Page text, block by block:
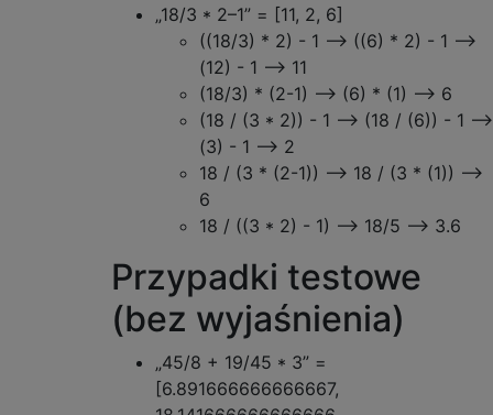
„18/3 * 2–1” = [11, 2, 6]
((18/3) * 2) - 1 ⟶ ((6) * 2) - 1 ⟶
(12) - 1 ⟶ 11
(18/3) * (2-1) ⟶ (6) * (1) ⟶ 6
(18 / (3 * 2)) - 1 ⟶ (18 / (6)) - 1 ⟶
(3) - 1 ⟶ 2
18 / (3 * (2-1)) ⟶ 18 / (3 * (1)) ⟶
6
18 / ((3 * 2) - 1) ⟶ 18/5 ⟶ 3.6
Przypadki testowe
(bez wyjaśnienia)
„45/8 + 19/45 * 3” =
[6.891666666666667,